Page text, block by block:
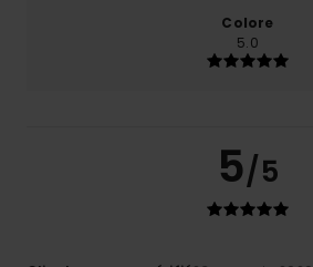
Colore
5.0
5/5